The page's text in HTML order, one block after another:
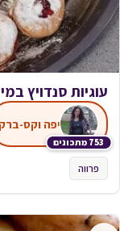
עוגיות סנדויץ
753 מתכונים
יפה וקס-
פרווה